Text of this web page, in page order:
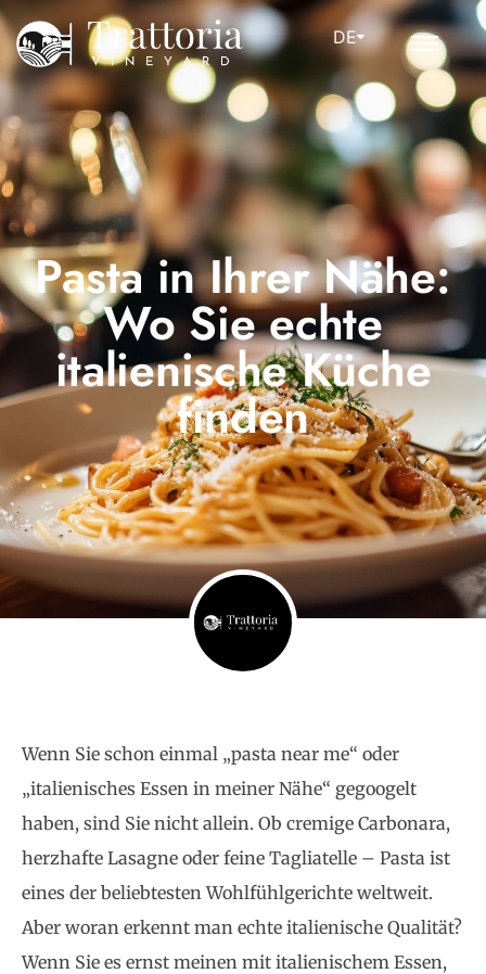
DE
Pasta in Ihrer Nähe:
Wo Sie echte
italienische Küche
finden
Wenn Sie schon einmal „pasta near me“ oder
„italienisches Essen in meiner Nähe“ gegoogelt
haben, sind Sie nicht allein. Ob cremige Carbonara,
herzhafte Lasagne oder feine Tagliatelle – Pasta ist
eines der beliebtesten Wohlfühlgerichte weltweit.
Aber woran erkennt man echte italienische Qualität?
Wenn Sie es ernst meinen mit italienischem Essen,